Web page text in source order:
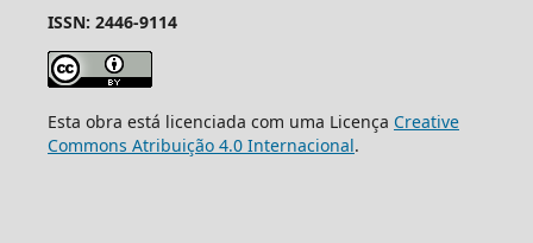
ISSN: 2446-9114
Esta obra está licenciada com uma Licença Creative
Commons Atribuição 4.0 Internacional.